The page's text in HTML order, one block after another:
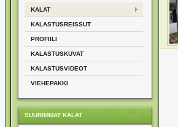
KALAT
KALASTUSREISSUT
PROFIILI
KALASTUSKUVAT
KALASTUSVIDEOT
VIEHEPAKKI
SUURIMMAT KALAT